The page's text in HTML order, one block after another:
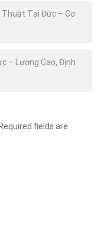
Thuật Tại Đức – Cơ
– Lương Cao, Định
Required fields are